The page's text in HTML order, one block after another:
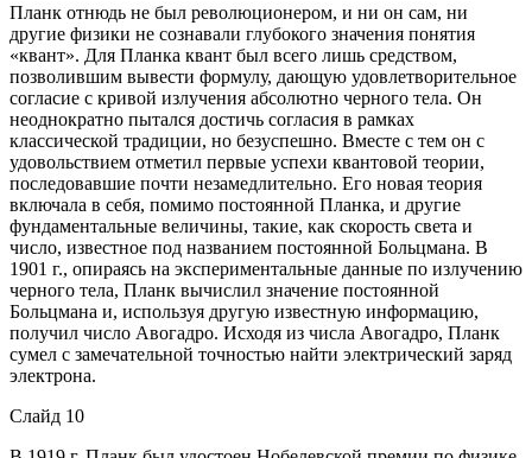
Планк отнюдь не был революционером, и ни он сам, ни
другие физики не сознавали глубокого значения понятия
«квант». Для Планка квант был всего лишь средством,
позволившим вывести формулу, дающую удовлетворительное
согласие с кривой излучения абсолютно черного тела. Он
неоднократно пытался достичь согласия в рамках
классической традиции, но безуспешно. Вместе с тем он с
удовольствием отметил первые успехи квантовой теории,
последовавшие почти незамедлительно. Его новая теория
включала в себя, помимо постоянной Планка, и другие
фундаментальные величины, такие, как скорость света и
число, известное под названием постоянной Больцмана. В
1901 г., опираясь на экспериментальные данные по излучению
черного тела, Планк вычислил значение постоянной
Больцмана и, используя другую известную информацию,
получил число Авогадро. Исходя из числа Авогадро, Планк
сумел с замечательной точностью найти электрический заряд
электрона.
Слайд 10